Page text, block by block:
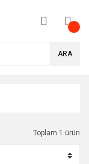
ARA
Toplam 1 ürün